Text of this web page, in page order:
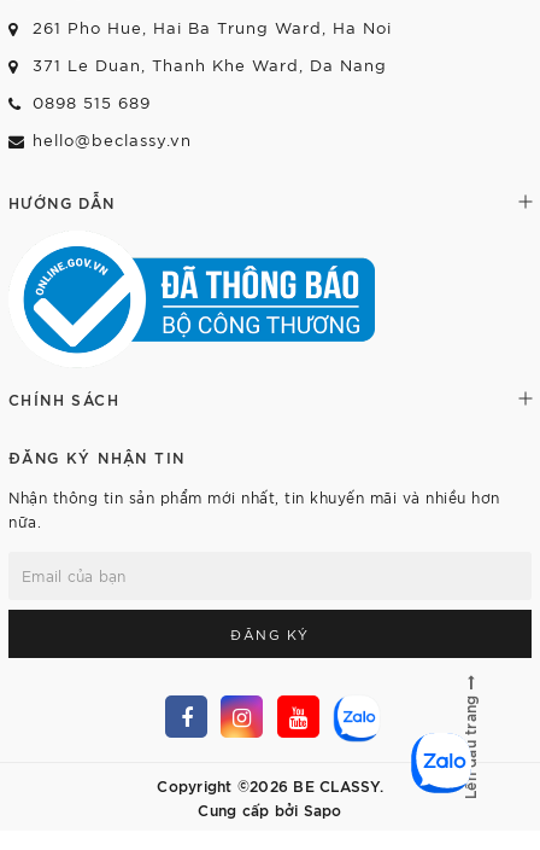
261 Pho Hue, Hai Ba Trung Ward, Ha Noi
371 Le Duan, Thanh Khe Ward, Da Nang
0898 515 689
hello@beclassy.vn
HƯỚNG DẪN
CHÍNH SÁCH
ĐĂNG KÝ NHẬN TIN
Nhận thông tin sản phẩm mới nhất, tin khuyến mãi và nhiều hơn
nữa.
ĐĂNG KÝ
Copyright ©2026 BE CLASSY.
Cung cấp bởi Sapo
Lên đầu trang